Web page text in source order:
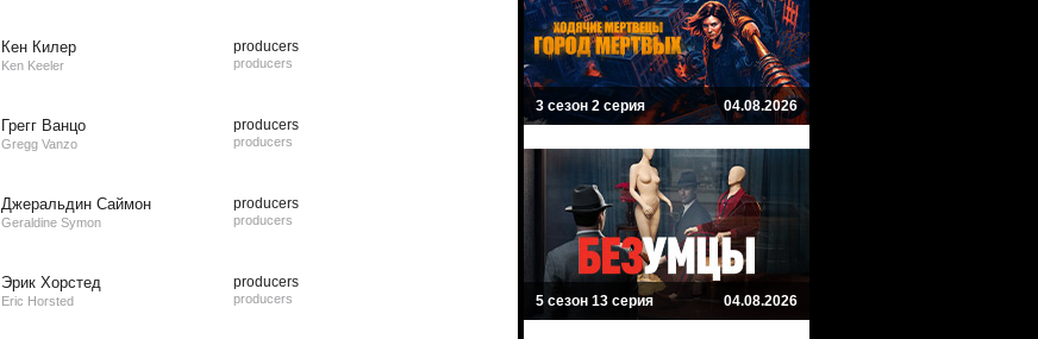
Кен Килер
Ken Keeler
producers
producers
Грегг Ванцо
Gregg Vanzo
producers
producers
Джеральдин Саймон
Geraldine Symon
producers
producers
Эрик Хорстед
Eric Horsted
producers
producers
3 сезон 2 серия 04.08.2026
5 сезон 13 серия 04.08.2026